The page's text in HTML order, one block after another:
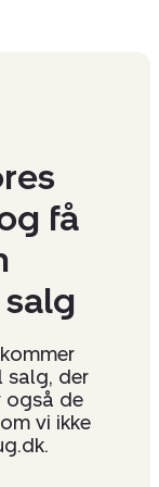
Landbrug
på din bedrift,
altid kun
hollandske
få
salg, der
også de
vi ikke